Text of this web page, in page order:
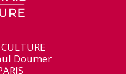
Doumer